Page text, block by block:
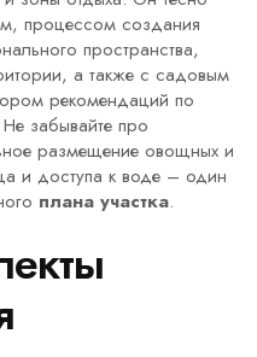
, процессом создания
пространства,
, а также с садовым
рекомендаций по
Не забывайте про
размещение овощных и
и доступа к воде – один
плана участка.